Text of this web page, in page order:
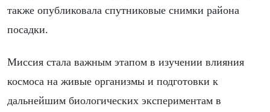
также опубликовала спутниковые снимки района
посадки.
Миссия стала важным этапом в изучении влияния
космоса на живые организмы и подготовки к
дальнейшим биологических экспериментам в